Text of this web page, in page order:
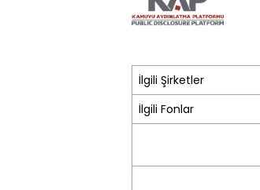
İlgili Şirketler
İlgili Fonlar